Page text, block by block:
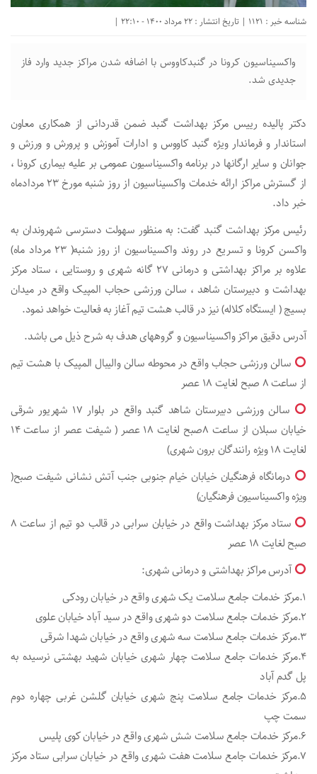
شناسه خبر : 1121 | تاریخ انتشار : 22 مرداد 1400 - 22:10 |
واکسیناسیون کرونا در گنبدکاووس با اضافه شدن مراکز جدید وارد فاز
جدیدی شد.
دکتر پالیده رییس مرکز بهداشت گنبد ضمن قدردانی از همکاری معاون
استاندار و فرماندار ویژه گنبد کاووس و ادارات آموزش و پرورش و ورزش و
جوانان و سایر ارگانها در برنامه واکسیناسیون عمومی بر علیه بیماری کرونا ،
از گسترش مراکز ارائه خدمات واکسیناسیون از روز شنبه مورخ ۲۳ مردادماه
خبر داد.
رئیس مرکز بهداشت گنبد گفت: به منظور سهولت دسترسی شهروندان به
واکسن کرونا و تسریع در روند واکسیناسیون از روز شنبه( ۲۳ مرداد ماه)
علاوه بر مراکز بهداشتی و درمانی ۲۷ گانه شهری و روستایی ، ستاد مرکز
بهداشت و دبیرستان شاهد ، سالن ورزشی حجاب المپیک واقع در میدان
بسیج ( ایستگاه کلاله) نیز در قالب هشت تیم آغاز به فعالیت خواهد نمود.
آدرس دقیق مراکز واکسیناسیون و گروههای هدف به شرح ذیل می باشد.
سالن ورزشی حجاب واقع در محوطه سالن والیبال المپیک با هشت تیم
از ساعت ۸ صبح لغایت ۱۸ عصر
سالن ورزشی دبیرستان شاهد گنبد واقع در بلوار ۱۷ شهریور شرقی
خیابان سبلان از ساعت ۸صبح لغایت ۱۸ عصر ( شیفت عصر از ساعت ۱۴
لغایت ۱۸ ویژه رانندگان برون شهری)
درمانگاه فرهنگیان خیابان خیام جنوبی جنب آتش نشانی شیفت صبح(
ویژه واکسیناسیون فرهنگیان)
ستاد مرکز بهداشت واقع در خیابان سرابی در قالب دو تیم از ساعت ۸
صبح لغایت ۱۸ عصر
آدرس مراکز بهداشتی و درمانی شهری:
۱.مرکز خدمات جامع سلامت یک شهری واقع در خیابان رودکی
۲.مرکز خدمات جامع سلامت دو شهری واقع در سید آباد خیابان علوی
۳.مرکز خدمات جامع سلامت سه شهری واقع در خیابان شهدا شرقی
۴.مرکز خدمات جامع سلامت چهار شهری خیابان شهید بهشتی نرسیده به
پل گدم آباد
۵.مرکز خدمات جامع سلامت پنج شهری خیابان گلشن غربی چهاره دوم
سمت چپ
۶.مرکز خدمات جامع سلامت شش شهری واقع در خیابان کوی پلیس
۷.مرکز خدمات جامع سلامت هفت شهری واقع در خیابان سرابی ستاد مرکز